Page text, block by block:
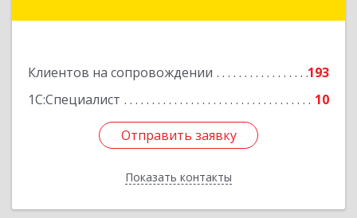
Клиентов на сопровождении
193
1С:Специалист
10
Отправить заявку
Показать контакты
Отправить заявку
Назад